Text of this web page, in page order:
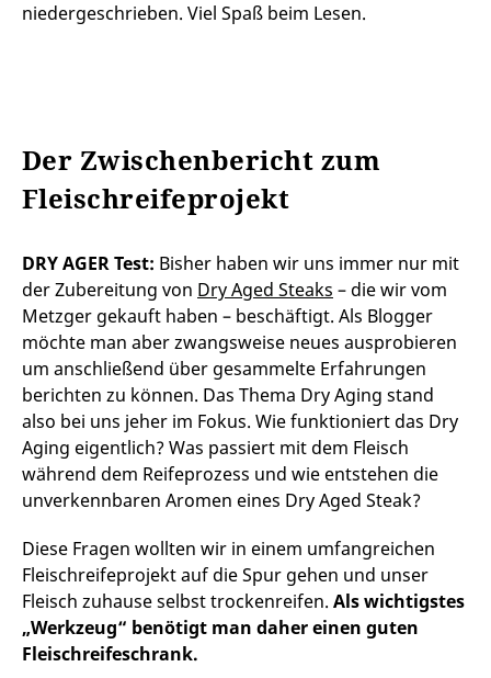
niedergeschrieben. Viel Spaß beim Lesen.
Der Zwischenbericht zum
Fleischreifeprojekt
DRY AGER Test: Bisher haben wir uns immer nur mit
der Zubereitung von Dry Aged Steaks – die wir vom
Metzger gekauft haben – beschäftigt. Als Blogger
möchte man aber zwangsweise neues ausprobieren
um anschließend über gesammelte Erfahrungen
berichten zu können. Das Thema Dry Aging stand
also bei uns jeher im Fokus. Wie funktioniert das Dry
Aging eigentlich? Was passiert mit dem Fleisch
während dem Reifeprozess und wie entstehen die
unverkennbaren Aromen eines Dry Aged Steak?
Diese Fragen wollten wir in einem umfangreichen
Fleischreifeprojekt auf die Spur gehen und unser
Fleisch zuhause selbst trockenreifen. Als wichtigstes
„Werkzeug“ benötigt man daher einen guten
Fleischreifeschrank.